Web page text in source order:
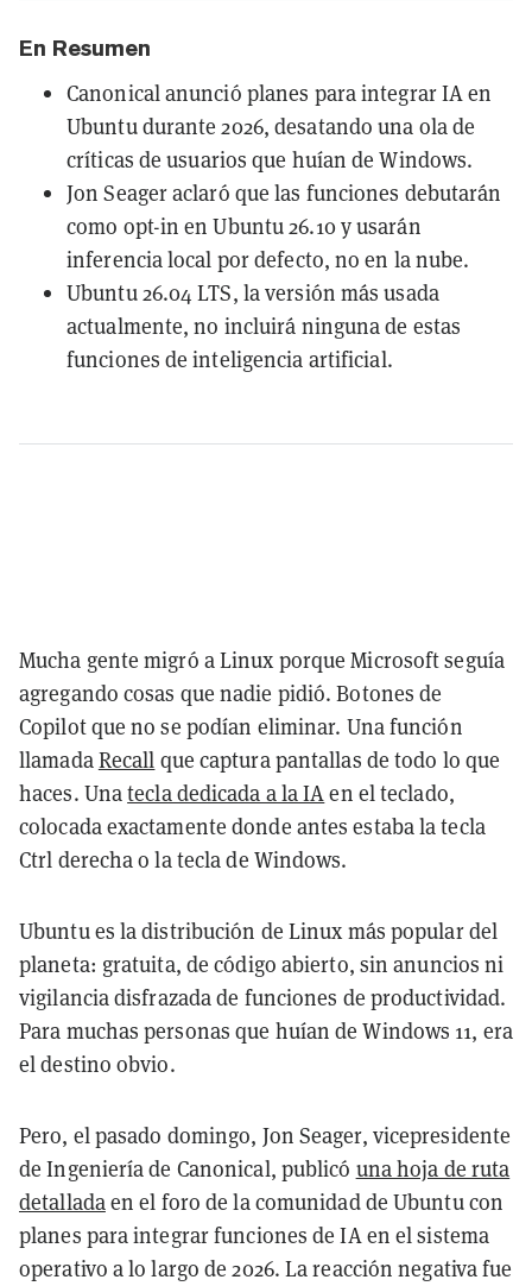
En Resumen
Canonical anunció planes para integrar IA en
Ubuntu durante 2026, desatando una ola de
críticas de usuarios que huían de Windows.
Jon Seager aclaró que las funciones debutarán
como opt-in en Ubuntu 26.10 y usarán
inferencia local por defecto, no en la nube.
Ubuntu 26.04 LTS, la versión más usada
actualmente, no incluirá ninguna de estas
funciones de inteligencia artificial.
Mucha gente migró a Linux porque Microsoft seguía
agregando cosas que nadie pidió. Botones de
Copilot que no se podían eliminar. Una función
llamadaRecall que captura pantallas de todo lo que
haces. Unatecla dedicada a la IAen el teclado,
colocada exactamente donde antes estaba la tecla
Ctrl derecha o la tecla de Windows.
Ubuntu es la distribución de Linux más popular del
planeta: gratuita, de código abierto, sin anuncios ni
vigilancia disfrazada de funciones de productividad.
Para muchas personas que huían de Windows 11, era
el destino obvio.
Pero, el pasado domingo, Jon Seager, vicepresidente
de Ingeniería de Canonical, publicó una hoja de ruta
detalladaen el foro de la comunidad de Ubuntu con
planes para integrar funciones de IA en el sistema
operativo a lo largo de 2026. La reacción negativa fue